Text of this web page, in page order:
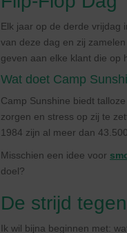
Elk jaar op de derde vrijdag
van deze dag en zij
geven aan elke klant die op
Wat doet Camp
Camp Sunshine biedt
zorgen en stress op zij te
1984 zijn al meer dan
Misschien een idee voor
doel?
De strijd
Ik wil bijna beginnen met: